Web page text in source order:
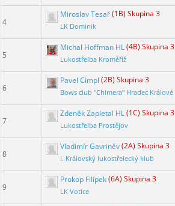
4
Miroslav Tesař(1B) Skupina 3
LK Dominik
5
Michal Hoffman HL(4B) Skupina 3
Lukostřelba Kroměříž
6
Pavel Cimpl (2B) Skupina 3
Bows club "Chimera" Hradec Králové
7
Zdeněk Zapletal HL(1C) Skupina 3
Lukostřelba Prostějov
8
Vladimír Gavriněv(2A) Skupina 3
I. Královský lukostřelecký klub
9
Prokop Filípek(6A) Skupina 3
LK Votice